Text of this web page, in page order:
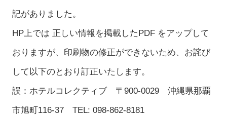
記がありました。
HP上では 正しい情報を掲載したPDF をアップして
おりますが、印刷物の修正ができないため、お詫び
して以下のとおり訂正いたします。
誤：ホテルコレクティブ 〒900-0029 沖縄県那覇
市旭町116-37 TEL: 098-862-8181